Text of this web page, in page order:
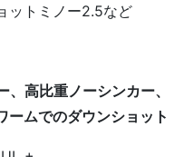
ットミノー2.5など
高比重ノーシンカー、
ームでのダウンショット